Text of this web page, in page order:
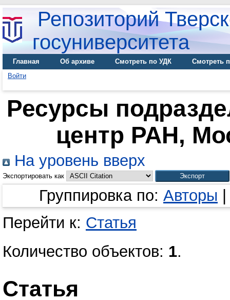
Репозиторий
госуниверситета
Главная Об архиве Смотреть по УДК
Смотреть
Войти
Ресурсы
центр РАН,
На уровень вверх
Экспортировать как
Группировка по: Авторы
Перейти к: Статья
Количество объектов: 1.
Статья